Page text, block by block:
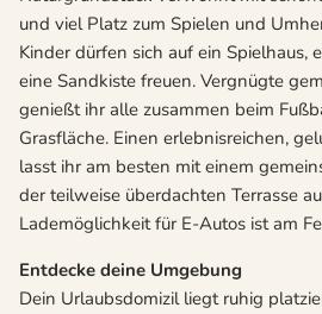
und viel Platz zum Spielen und
Kinder dürfen sich auf ein Spielhaus,
eine Sandkiste freuen. Vergnügte
genießt ihr alle zusammen beim
Grasfläche. Einen erlebnisreichen,
lasst ihr am besten mit einem
der teilweise überdachten Terrasse
Lademöglichkeit für E-Autos ist am
Entdecke deine Umgebung
Dein Urlaubsdomizil liegt ruhig